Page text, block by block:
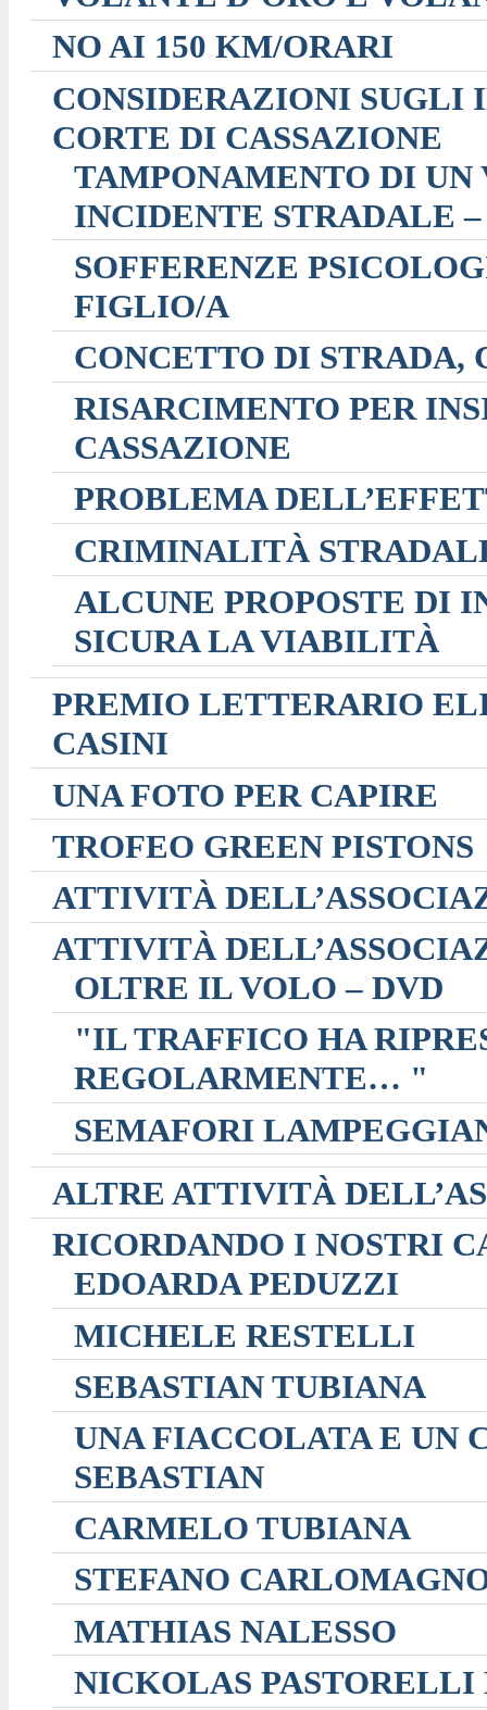
NO AI 150 KM/ORARI
CONSIDERAZIONI SUGLI
CORTE DI CASSAZIONE
TAMPONAMENTO DI
INCIDENTE STRADALE
SOFFERENZE
FIGLIO/A
CONCETTO DI STRADA,
RISARCIMENTO PER
CASSAZIONE
PROBLEMA
CRIMINALITÀ
ALCUNE PROPOSTE DI
SICURA LA VIABILITÀ
PREMIO LETTERARIO
CASINI
UNA FOTO PER CAPIRE
TROFEO GREEN PISTONS
ATTIVITÀ
ATTIVITÀ
OLTRE IL VOLO – DVD
"IL TRAFFICO HA
REGOLARMENTE… "
SEMAFORI
ALTRE ATTIVITÀ
RICORDANDO I NOSTRI
EDOARDA PEDUZZI
MICHELE RESTELLI
SEBASTIAN TUBIANA
UNA FIACCOLATA E UN
SEBASTIAN
CARMELO TUBIANA
STEFANO
MATHIAS NALESSO
NICKOLAS